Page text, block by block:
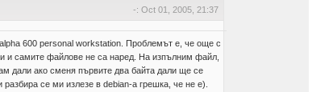
-: Oct 01, 2005, 21:37
600 personal workstation. Проблемът е, че още с
и самите файлове не са наред. На изпълним файл,
дали ако сменя първите два байта дали ще се
се ми излезе в debian-a грешка, че не е).